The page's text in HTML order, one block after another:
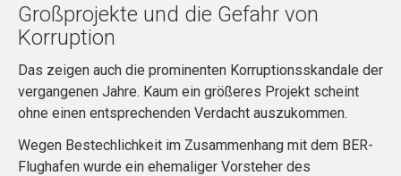
Großprojekte und die Gefahr von
Korruption
Das zeigen auch die prominenten Korruptionsskandale der
vergangenen Jahre. Kaum ein größeres Projekt scheint
ohne einen entsprechenden Verdacht auszukommen.
Wegen Bestechlichkeit im Zusammenhang mit dem BER-
Flughafen wurde ein ehemaliger Vorsteher des